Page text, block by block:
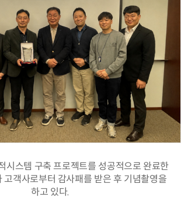
시스템 구축 프로젝트를 성공적으로 완료한
고객사로부터 감사패를 받은 후 기념촬영을
하고 있다.